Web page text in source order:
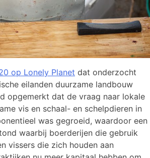
op Lonely Planet dat onderzocht
eilanden duurzame landbouw
opgemerkt dat de vraag naar lokale
vis en schaal- en schelpdieren in
was gegroeid, waardoor een
waarbij boerderijen die gebruik
vissers die zich houden aan